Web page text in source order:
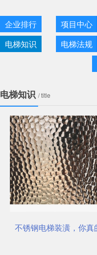
企业排行 项目中心
电梯知识
电梯法规
电梯知识 / title
不锈钢电梯装潢，你真